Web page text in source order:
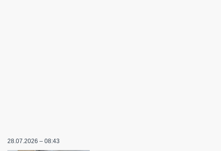
28.07.2026 – 08:43